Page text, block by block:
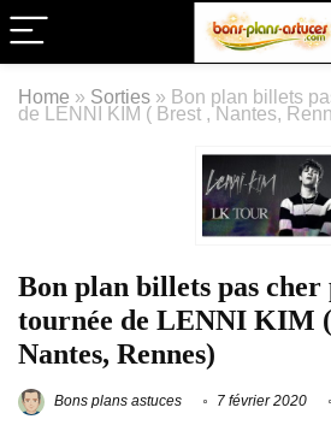
Home » Sorties » Bon plan billets
de LENNI KIM ( Brest , Nantes,
Bon plan billets pas cher
tournée de LENNI KIM
Nantes, Rennes)
Bons plans astuces 7 février 2020